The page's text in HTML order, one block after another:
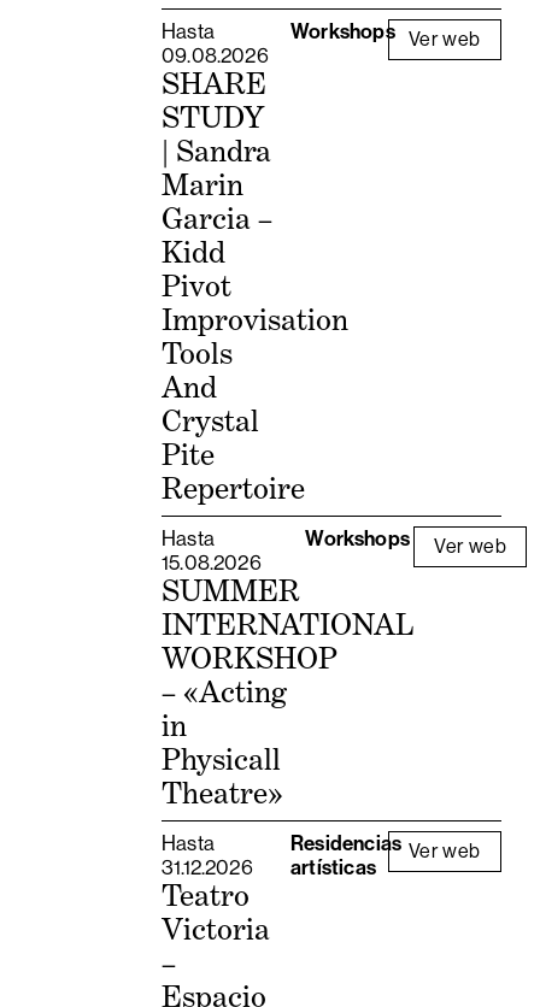
Hasta
09.08.2026
Workshops
SHARE
STUDY
| Sandra
Marin
Garcia –
Kidd
Pivot
Improvisation
Tools
And
Crystal
Pite
Repertoire
Ver web
Hasta
15.08.2026
Workshops
SUMMER
INTERNATIONAL
WORKSHOP
– «Acting
in
Physicall
Theatre»
Ver web
Hasta
31.12.2026
Residencias
artísticas
Teatro
Victoria
–
Espacio
Ver web